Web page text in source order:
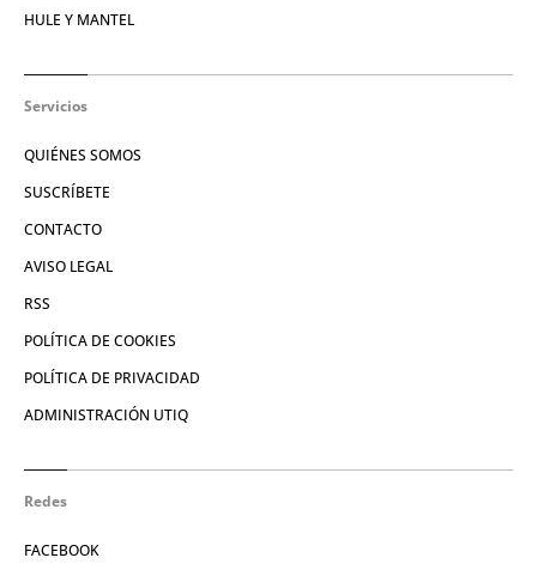
HULE Y MANTEL
Servicios
QUIÉNES SOMOS
SUSCRÍBETE
CONTACTO
AVISO LEGAL
RSS
POLÍTICA DE COOKIES
POLÍTICA DE PRIVACIDAD
ADMINISTRACIÓN UTIQ
Redes
FACEBOOK